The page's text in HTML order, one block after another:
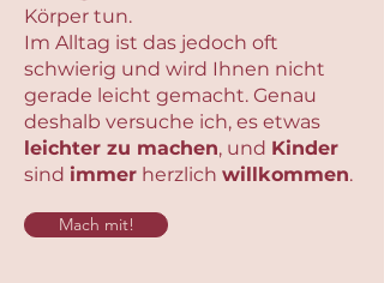
Körper tun.
Im Alltag ist das jedoch oft
schwierig und wird Ihnen nicht
gerade leicht gemacht. Genau
deshalb versuche ich, es etwas
leichter zu machen, und Kinder
sind immer herzlich willkommen.
Mach mit!